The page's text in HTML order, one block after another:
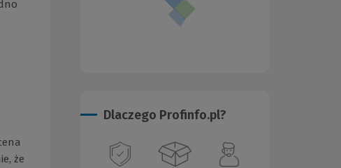
że
Dlaczego Profinfo.pl?